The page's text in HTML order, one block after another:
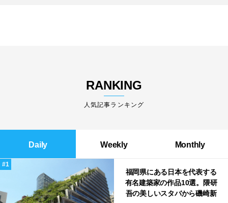
RANKING
人気記事ランキング
Daily Weekly Monthly
福岡県にある日本を代表する
有名建築家の作品10選。隈研
吾の美しいスタバから磯崎新